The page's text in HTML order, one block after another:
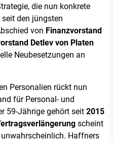
die nun konkrete
den jüngsten
von Finanzvorstand
Detlev von Platen
Neubesetzungen an
Personalien rückt nun
für Personal- und
59-Jährige gehört seit 2015
scheint
Haffners